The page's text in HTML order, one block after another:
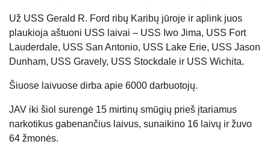
Už USS Gerald R. Ford ribų Karibų jūroje ir aplink juos
plaukioja aštuoni USS laivai – USS Iwo Jima, USS Fort
Lauderdale, USS San Antonio, USS Lake Erie, USS Jason
Dunham, USS Gravely, USS Stockdale ir USS Wichita.
Šiuose laivuose dirba apie 6000 darbuotojų.
JAV iki šiol surengė 15 mirtinų smūgių prieš įtariamus
narkotikus gabenančius laivus, sunaikino 16 laivų ir žuvo
64 žmonės.